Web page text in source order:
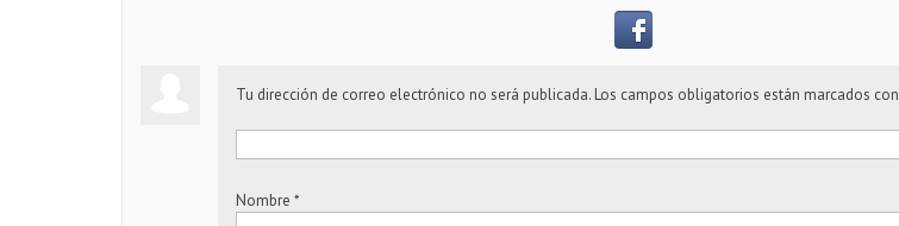
Tu dirección de correo electrónico no será publicada. Los campos obligatorios están marcados con
Nombre *